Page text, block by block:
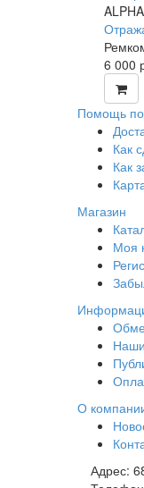
ALPHA
6 000
Помощь
Как
Как
Магазин
Моя
О
Адрес: